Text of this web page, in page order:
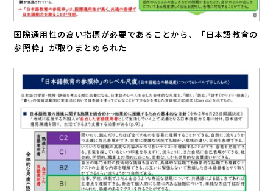
国際通用性の高い指標が必要であることから、「日本語教育の
参照枠」が取りまとめられた